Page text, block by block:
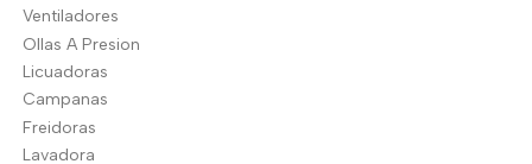
Ventiladores
Ollas A Presion
Licuadoras
Campanas
Freidoras
Lavadora